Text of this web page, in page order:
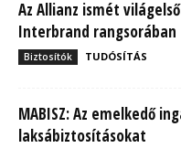
Az Allianz ismét
Interbrand rangsorában
Biztosítók TUDÓSÍTÁS
MABISZ: Az emelkedő
laksábiztosításokat